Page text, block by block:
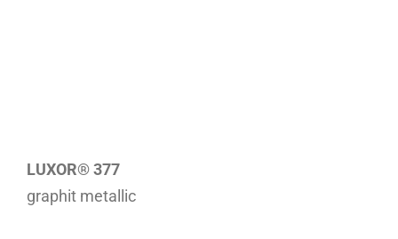
LUXOR® 377
graphit metallic